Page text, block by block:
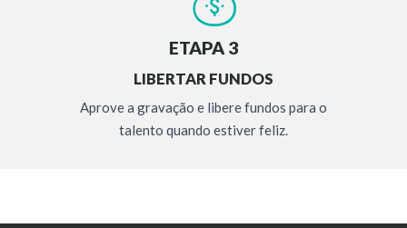
ETAPA 3
LIBERTAR FUNDOS
Aprove a gravação e libere fundos para o
talento quando estiver feliz.